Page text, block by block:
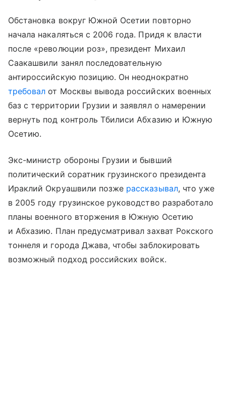
Обстановка вокруг Южной Осетии повторно
начала накаляться с 2006 года. Придя к власти
после «революции роз», президент Михаил
Саакашвили занял последовательную
антироссийскую позицию. Он неоднократно
требовал от Москвы вывода российских военных
баз с территории Грузии и заявлял о намерении
вернуть под контроль Тбилиси Абхазию и Южную
Осетию.
Экс-министр обороны Грузии и бывший
политический соратник грузинского президента
Ираклий Окруашвили позже рассказывал, что уже
в 2005 году грузинское руководство разработало
планы военного вторжения в Южную Осетию
и Абхазию. План предусматривал захват Рокского
тоннеля и города Джава, чтобы заблокировать
возможный подход российских войск.